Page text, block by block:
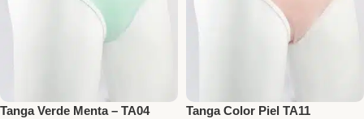
Tanga Verde Menta – TA04 Tanga Color Piel TA11